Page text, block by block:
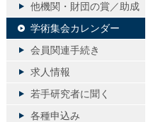
他機関・財団の賞／助成
学術集会カレンダー
会員関連手続き
求人情報
若手研究者に聞く
各種申込み